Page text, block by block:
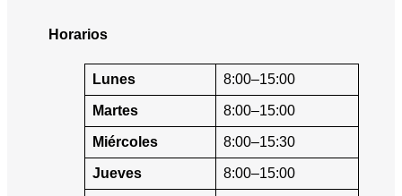
Horarios
Lunes 8:00–15:00
Martes 8:00–15:00
Miércoles 8:00–15:30
Jueves 8:00–15:00